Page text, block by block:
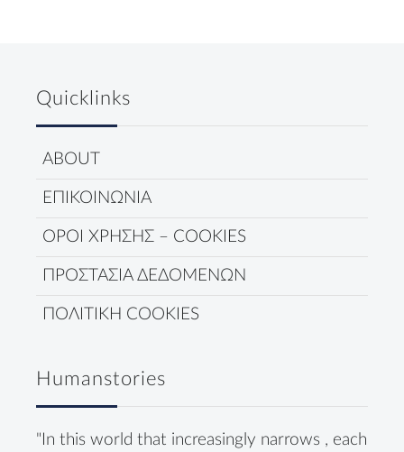
Quicklinks
ABOUT
ΕΠΙΚΟΙΝΩΝΙΑ
ΟΡΟΙ ΧΡΗΣΗΣ – COOKIES
ΠΡΟΣΤΑΣΙΑ ΔΕΔΟΜΕΝΩΝ
ΠΟΛΙΤΙΚΗ COOKIES
Humanstories
"In this world that increasingly narrows , each